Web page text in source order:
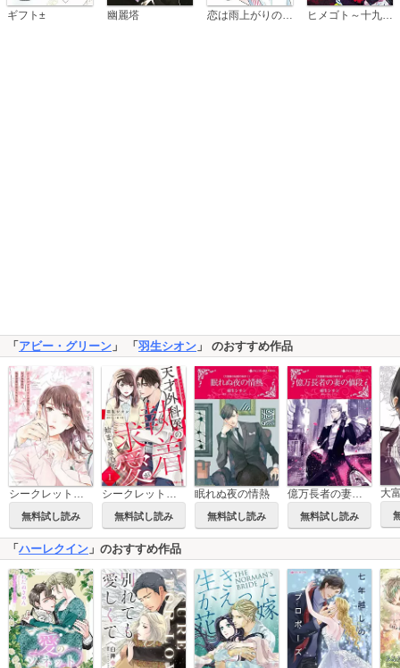
ギフト± 幽麗塔 恋は雨上がりのように ヒメゴト～十九歳の制服～
「 アビー・グリーン 」 「 羽生シオン 」 のおすすめ作品
無料試し読み 無料試し読み
眠れぬ夜の情熱
無料試し読み 無料試し読み
「ハーレクイン 」のおすすめ作品